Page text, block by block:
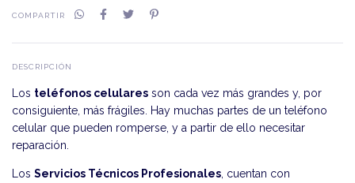
COMPARTIR
DESCRIPCIÓN
Los teléfonos celulares son cada vez más grandes y, por
consiguiente, más frágiles. Hay muchas partes de un teléfono
celular que pueden romperse, y a partir de ello necesitar
reparación.
Los Servicios Técnicos Profesionales , cuentan con